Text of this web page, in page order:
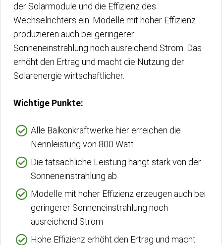
der Solarmodule und die Effizienz des
Wechselrichters ein. Modelle mit hoher Effizienz
produzieren auch bei geringerer
Sonneneinstrahlung noch ausreichend Strom. Das
erhöht den Ertrag und macht die Nutzung der
Solarenergie wirtschaftlicher.
Wichtige Punkte:
Alle Balkonkraftwerke hier erreichen die
Nennleistung von 800 Watt
Die tatsächliche Leistung hängt stark von der
Sonneneinstrahlung ab
Modelle mit hoher Effizienz erzeugen auch bei
geringerer Sonneneinstrahlung noch
ausreichend Strom
Hohe Effizienz erhöht den Ertrag und macht